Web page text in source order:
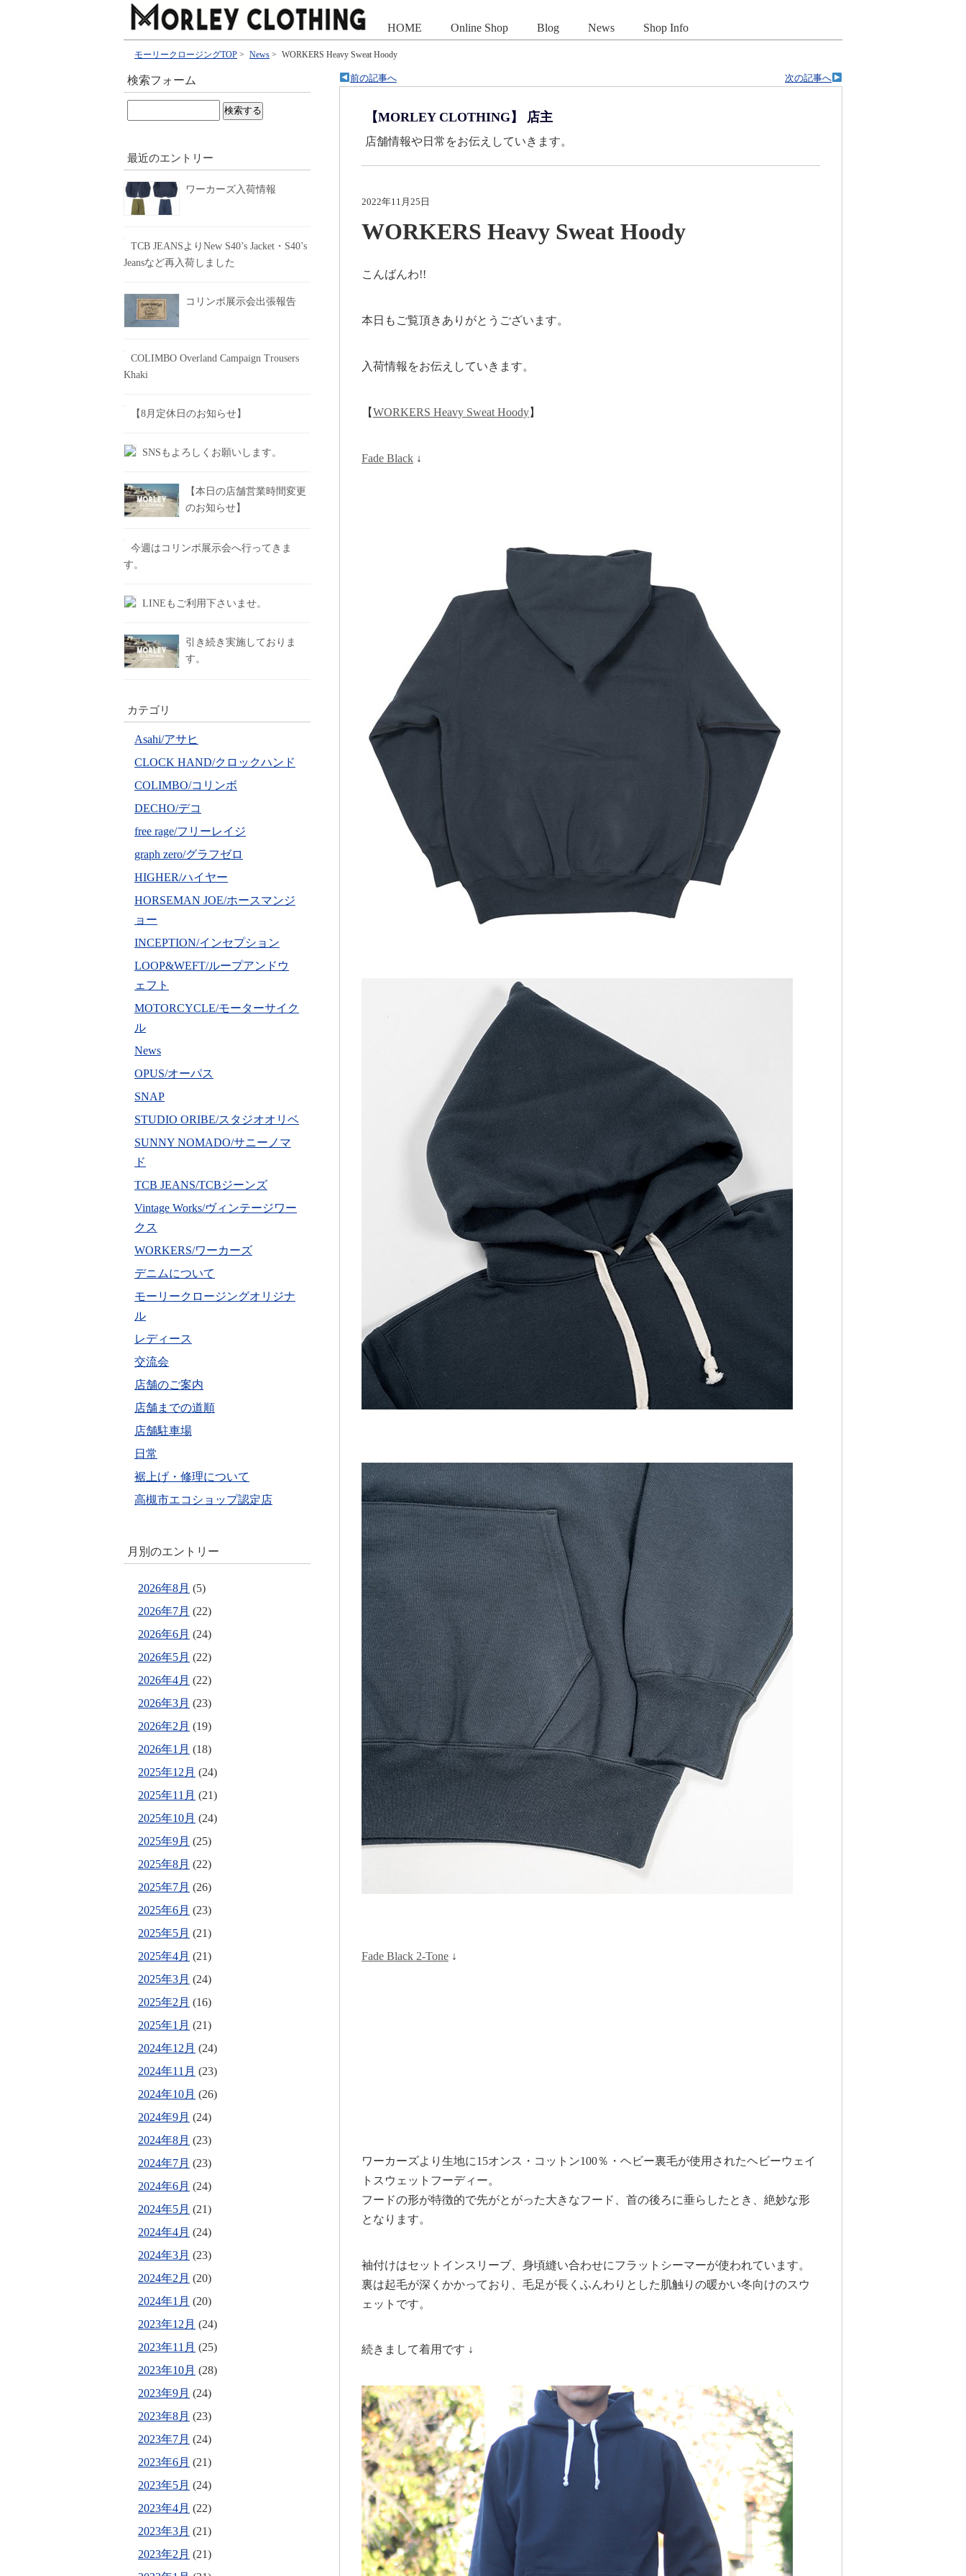
HOME Online Shop Blog News Shop Info
モーリークロージングTOP > News > WORKERS Heavy Sweat Hoody
次の記事へ
前の記事へ
【MORLEY CLOTHING】 店主
店舗情報や日常をお伝えしていきます。
2022年11月25日
WORKERS Heavy Sweat Hoody
こんばんわ!!
本日もご覧頂きありがとうございます。
入荷情報をお伝えしていきます。
【WORKERS Heavy Sweat Hoody】
Fade Black ↓
Fade Black 2-Tone ↓
ワーカーズより生地に15オンス・コットン100％・ヘビー裏毛が使用されたヘビーウェイ
トスウェットフーディー。
フードの形が特徴的で先がとがった大きなフード、首の後ろに垂らしたとき、絶妙な形
となります。
袖付けはセットインスリーブ、身頃縫い合わせにフラットシーマーが使われています。
裏は起毛が深くかかっており、毛足が長くふんわりとした肌触りの暖かい冬向けのスウ
ェットです。
続きまして着用です ↓
検索フォーム
最近のエントリー
ワーカーズ入荷情報
TCB JEANSよりNew S40’s Jacket・S40’s
Jeansなど再入荷しました
コリンボ展示会出張報告
COLIMBO Overland Campaign Trousers
Khaki
【8月定休日のお知らせ】
SNSもよろしくお願いします。
【本日の店舗営業時間変更
のお知らせ】
今週はコリンボ展示会へ行ってきま
す。
LINEもご利用下さいませ。
引き続き実施しておりま
す。
カテゴリ
Asahi/アサヒ
CLOCK HAND/クロックハンド
COLIMBO/コリンボ
DECHO/デコ
free rage/フリーレイジ
graph zero/グラフゼロ
HIGHER/ハイヤー
HORSEMAN JOE/ホースマンジ
ョー
INCEPTION/インセプション
LOOP&WEFT/ループアンドウ
ェフト
MOTORCYCLE/モーターサイク
ル
News
OPUS/オーパス
SNAP
STUDIO ORIBE/スタジオオリベ
SUNNY NOMADO/サニーノマ
ド
TCB JEANS/TCBジーンズ
Vintage Works/ヴィンテージワー
クス
WORKERS/ワーカーズ
デニムについて
モーリークロージングオリジナ
ル
レディース
交流会
店舗のご案内
店舗までの道順
店舗駐車場
日常
裾上げ・修理について
高槻市エコショップ認定店
月別のエントリー
2026年8月 (5)
2026年7月 (22)
2026年6月 (24)
2026年5月 (22)
2026年4月 (22)
2026年3月 (23)
2026年2月 (19)
2026年1月 (18)
2025年12月 (24)
2025年11月 (21)
2025年10月 (24)
2025年9月 (25)
2025年8月 (22)
2025年7月 (26)
2025年6月 (23)
2025年5月 (21)
2025年4月 (21)
2025年3月 (24)
2025年2月 (16)
2025年1月 (21)
2024年12月 (24)
2024年11月 (23)
2024年10月 (26)
2024年9月 (24)
2024年8月 (23)
2024年7月 (23)
2024年6月 (24)
2024年5月 (21)
2024年4月 (24)
2024年3月 (23)
2024年2月 (20)
2024年1月 (20)
2023年12月 (24)
2023年11月 (25)
2023年10月 (28)
2023年9月 (24)
2023年8月 (23)
2023年7月 (24)
2023年6月 (21)
2023年5月 (24)
2023年4月 (22)
2023年3月 (21)
2023年2月 (21)